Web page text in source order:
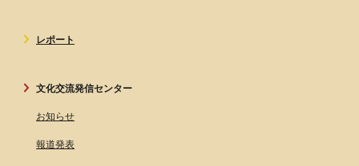
レポート
文化交流発信センター
お知らせ
報道発表